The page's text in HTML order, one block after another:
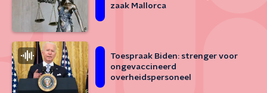
zaak Mallorca
Toespraak Biden: strenger voor
ongevaccineerd
overheidspersoneel